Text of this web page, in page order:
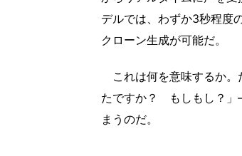
デルでは、わずか3秒程度
クローン生成が可能だ。
これは何を意味するか
たですか？ もしもし？」
まうのだ。